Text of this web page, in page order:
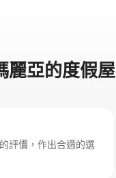
麗亞的度假屋
評價，作出合適的選